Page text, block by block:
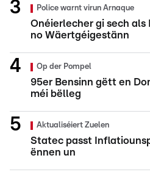
Police warnt virun Arnaque
Onéierlecher gi sech als
no Wäertgéigestänn
Op der Pompel
95er Bensinn gëtt en
méi bëlleg
Aktualiséiert Zuelen
Statec passt
ënnen un